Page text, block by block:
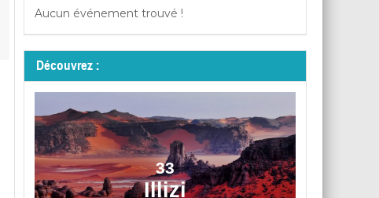
Aucun événement trouvé !
Découvrez :
33
Illizi